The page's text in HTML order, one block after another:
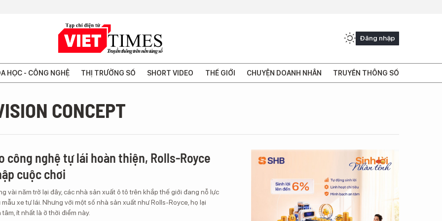
Đăng nhập
HỌC - CÔNG NGHỆ THỊ TRƯỜNG SỐ SHORT VIDEO THẾ GIỚI CHUYỆN DOANH NHÂN TRUYỀN THÔNG SỐ
CONCEPT
công nghệ tự lái hoàn thiện, Rolls-Royce
cuộc chơi
vài năm trở lại đây, các nhà sản xuất ô tô trên khắp thế giới đang nỗ lực
xe tự lái. Nhưng với một số nhà sản xuất như Rolls-Royce, họ lại
ít nhất là ở thời điểm này.